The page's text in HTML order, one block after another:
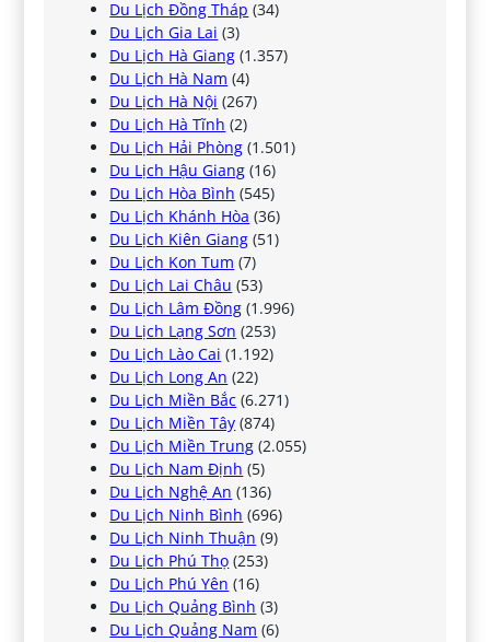
Du Lịch Đồng Tháp (34)
Du Lịch Gia Lai (3)
Du Lịch Hà Giang (1.357)
Du Lịch Hà Nam (4)
Du Lịch Hà Nội (267)
Du Lịch Hà Tĩnh (2)
Du Lịch Hải Phòng (1.501)
Du Lịch Hậu Giang (16)
Du Lịch Hòa Bình (545)
Du Lịch Khánh Hòa (36)
Du Lịch Kiên Giang (51)
Du Lịch Kon Tum (7)
Du Lịch Lai Châu (53)
Du Lịch Lâm Đồng (1.996)
Du Lịch Lạng Sơn (253)
Du Lịch Lào Cai (1.192)
Du Lịch Long An (22)
Du Lịch Miền Bắc (6.271)
Du Lịch Miền Tây (874)
Du Lịch Miền Trung (2.055)
Du Lịch Nam Định (5)
Du Lịch Nghệ An (136)
Du Lịch Ninh Bình (696)
Du Lịch Ninh Thuận (9)
Du Lịch Phú Thọ (253)
Du Lịch Phú Yên (16)
Du Lịch Quảng Bình (3)
Du Lịch Quảng Nam (6)